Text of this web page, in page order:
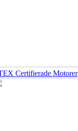
Certifierade Motorer